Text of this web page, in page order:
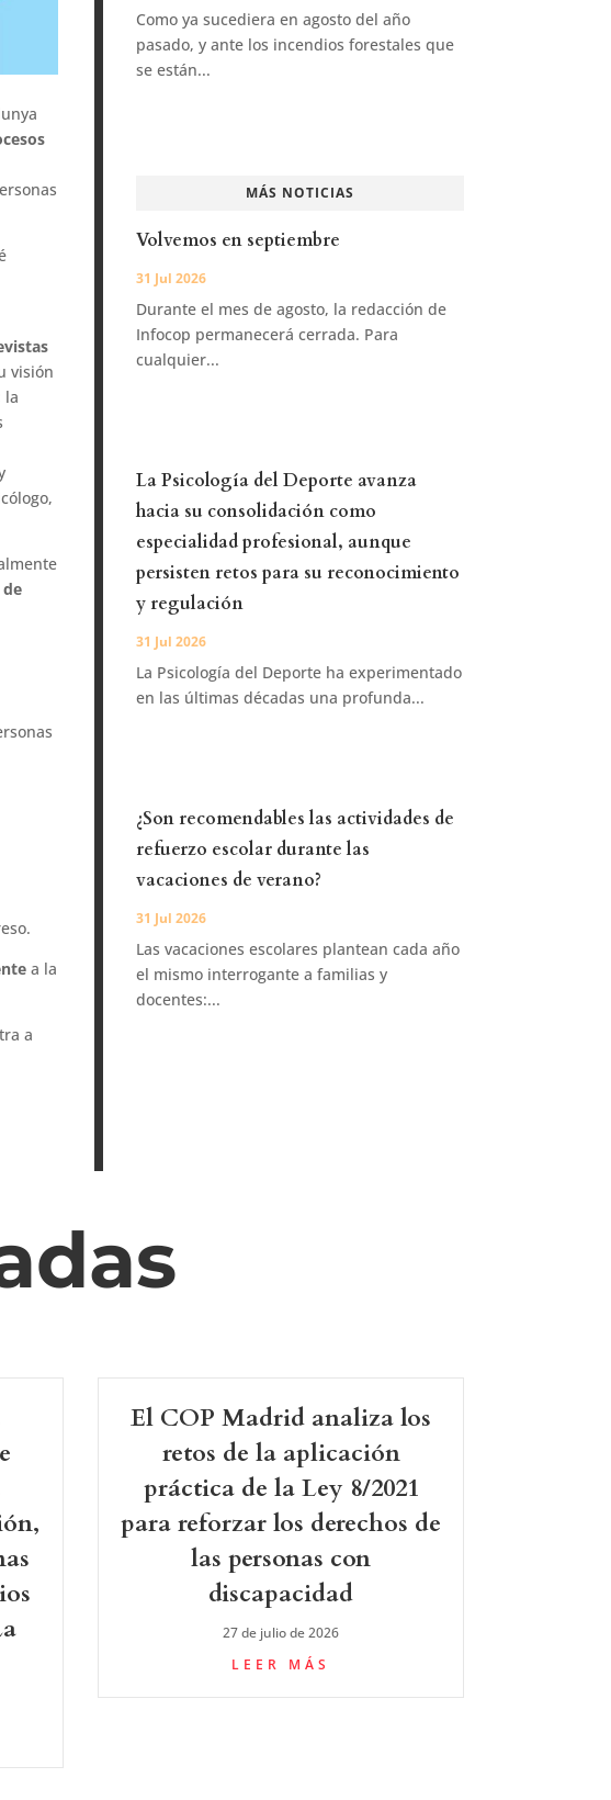
visión
la
a la
a
Como ya sucediera en agosto del año
pasado, y ante los incendios forestales que
se están...
MÁS NOTICIAS
Volvemos en septiembre
31 Jul 2026
Durante el mes de agosto, la redacción de
Infocop permanecerá cerrada. Para
cualquier...
La Psicología del Deporte avanza
hacia su consolidación como
especialidad profesional, aunque
persisten retos para su reconocimiento
y regulación
31 Jul 2026
La Psicología del Deporte ha experimentado
en las últimas décadas una profunda...
¿Son recomendables las actividades de
refuerzo escolar durante las
vacaciones de verano?
31 Jul 2026
Las vacaciones escolares plantean cada año
el mismo interrogante a familias y
docentes:...
El COP Madrid analiza los
retos de la aplicación
práctica de la Ley 8/2021
para reforzar los derechos de
las personas con
discapacidad
27 de julio de 2026
LEER MÁS